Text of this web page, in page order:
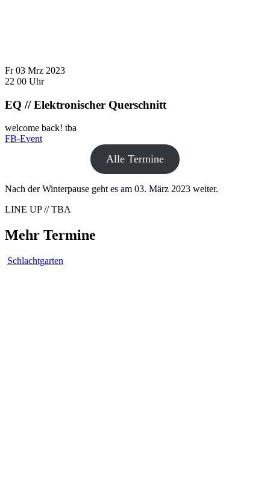
Fr 03 Mrz 2023
22 00 Uhr
EQ // Elektronischer Querschnitt
welcome back! tba
FB-Event
Alle Termine
Nach der Winterpause geht es am 03. März 2023 weiter.
LINE UP // TBA
Mehr Termine
Schlachtgarten